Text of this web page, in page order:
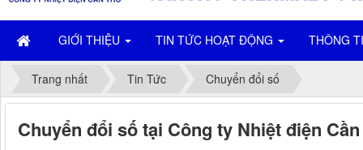
GIỚI THIỆU TIN TỨC HOẠT ĐỘNG THÔNG
Trang nhất Tin Tức Chuyển đổi số
Chuyển đổi số tại Công ty Nhiệt điện